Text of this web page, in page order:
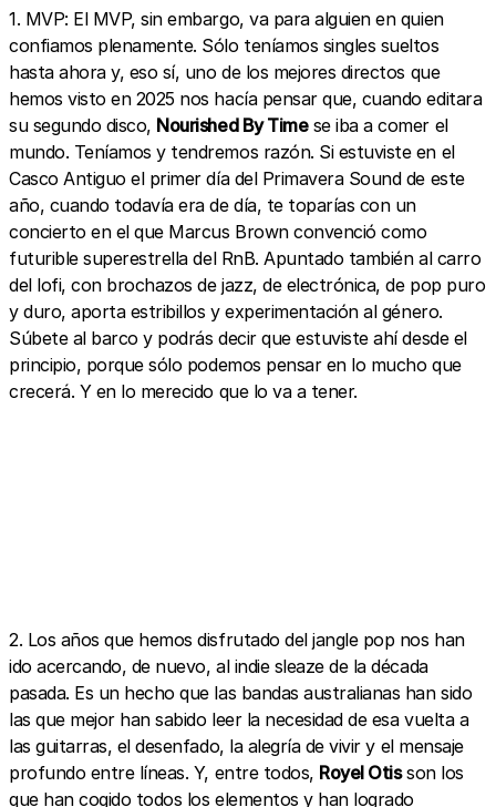
1. MVP: El MVP, sin embargo, va para alguien en quien
confiamos plenamente. Sólo teníamos singles sueltos
hasta ahora y, eso sí, uno de los mejores directos que
hemos visto en 2025 nos hacía pensar que, cuando editara
su segundo disco, Nourished By Timese iba a comer el
mundo. Teníamos y tendremos razón. Si estuviste en el
Casco Antiguo el primer día del Primavera Sound de este
año, cuando todavía era de día, te toparías con un
concierto en el que Marcus Brown convenció como
futurible superestrella del RnB. Apuntado también al carro
del lofi, con brochazos de jazz, de electrónica, de pop puro
y duro, aporta estribillos y experimentación al género.
Súbete al barco y podrás decir que estuviste ahí desde el
principio, porque sólo podemos pensar en lo mucho que
crecerá. Y en lo merecido que lo va a tener.
2. Los años que hemos disfrutado del jangle pop nos han
ido acercando, de nuevo, al indie sleaze de la década
pasada. Es un hecho que las bandas australianas han sido
las que mejor han sabido leer la necesidad de esa vuelta a
las guitarras, el desenfado, la alegría de vivir y el mensaje
profundo entre líneas. Y, entre todos, Royel Otisson los
que han cogido todos los elementos y han logrado